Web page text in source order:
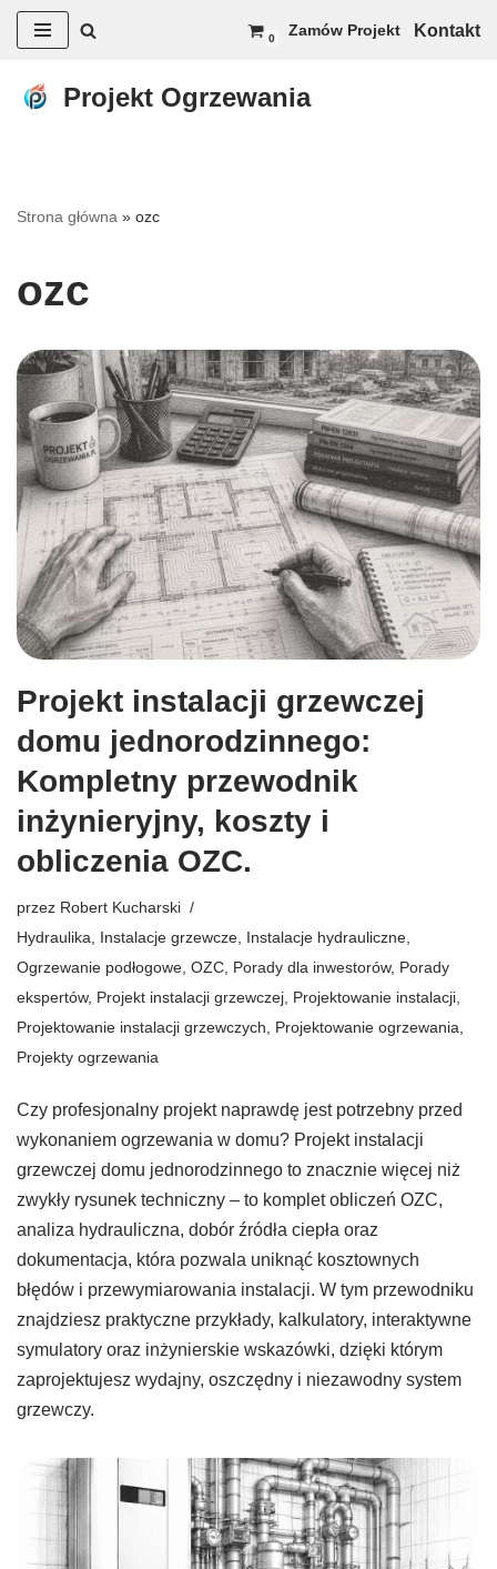
do
0 Zamów Projekt Kontakt
Projekt Ogrzewania
Strona główna » ozc
ozc
Projekt instalacji grzewczej
domu jednorodzinnego:
Kompletny przewodnik
inżynieryjny, koszty i
obliczenia OZC.
przez Robert Kucharski
Hydraulika
Instalacje grzewcze Instalacje hydrauliczne
Ogrzewanie podłogowe OZC Porady dla inwestorów, Porady
ekspertów, Projekt instalacji grzewczej Projektowanie instalacji
Projektowanie instalacji grzewczych
Projektowanie ogrzewania
Projekty ogrzewania
Czy profesjonalny projekt naprawdę jest potrzebny przed
wykonaniem ogrzewania w domu? Projekt instalacji
grzewczej domu jednorodzinnego to znacznie więcej niż
zwykły rysunek techniczny – to komplet obliczeń OZC,
analiza hydrauliczna, dobór źródła ciepła oraz
dokumentacja, która pozwala uniknąć kosztownych
błędów i przewymiarowania instalacji. W tym przewodniku
znajdziesz praktyczne przykłady, kalkulatory, interaktywne
symulatory oraz inżynierskie wskazówki, dzięki którym
zaprojektujesz wydajny, oszczędny i niezawodny system
grzewczy.